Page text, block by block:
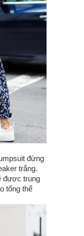
đừng
trắng.
được trung
tổng thể